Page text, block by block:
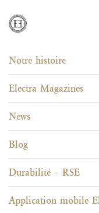
Notre histoire
Electra Magazines
News
Blog
Durabilité – RSE
Application mobile